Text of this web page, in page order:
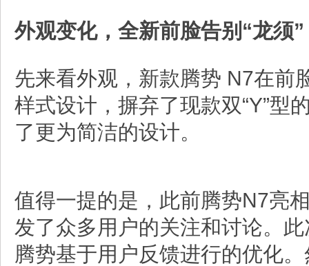
外观变化，全新前脸告别“龙须”
先来看外观，新款腾势 N7在前
样式设计，摒弃了现款双“Y”型
了更为简洁的设计。
值得一提的是，此前腾势N7亮
发了众多用户的关注和讨论。
腾势基于用户反馈进行的优化